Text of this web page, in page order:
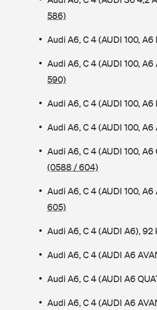
586)
Audi A6, C 4 (AUDI 100,
Audi A6, C 4 (AUDI 100,
590)
Audi A6, C 4 (AUDI 100,
Audi A6, C 4 (AUDI 100,
Audi A6, C 4 (AUDI 100,
(0588 / 604)
Audi A6, C 4 (AUDI 100,
605)
Audi A6, C 4 (AUDI A6), 92
Audi A6, C 4 (AUDI A6
Audi A6, C 4 (AUDI A6
Audi A6, C 4 (AUDI A6